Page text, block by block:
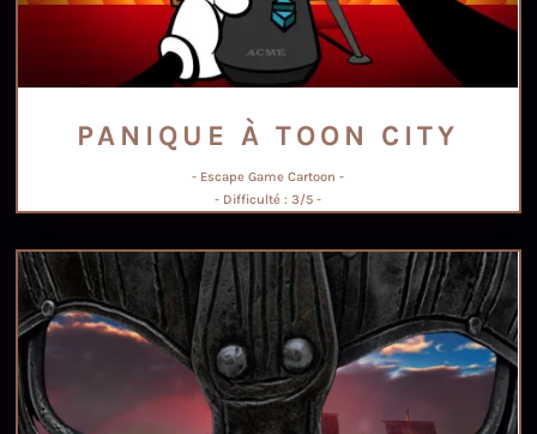
PANIQUE À TOON CITY
- Escape Game Cartoon -
- Difficulté : 3/5 -